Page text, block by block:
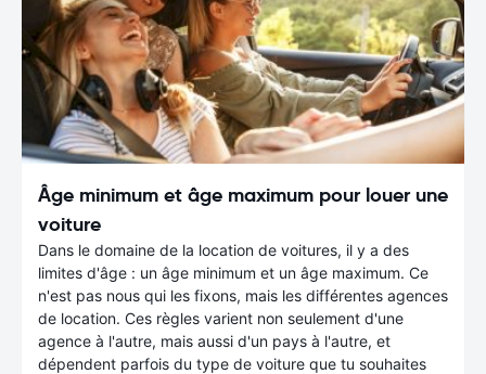
Âge minimum et âge maximum pour louer une
voiture
Dans le domaine de la location de voitures, il y a des
limites d'âge : un âge minimum et un âge maximum. Ce
n'est pas nous qui les fixons, mais les différentes agences
de location. Ces règles varient non seulement d'une
agence à l'autre, mais aussi d'un pays à l'autre, et
dépendent parfois du type de voiture que tu souhaites